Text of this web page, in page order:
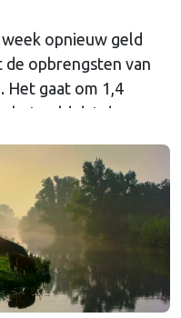
opnieuw geld
de opbrengsten van
Het gaat om 1,4
het geld dat de
dat geld na de
Continued